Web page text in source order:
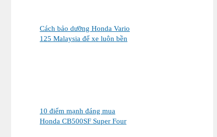
Cách bảo dưỡng Honda Vario
125 Malaysia để xe luôn bền
10 điểm mạnh đáng mua
Honda CB500SF Super Four